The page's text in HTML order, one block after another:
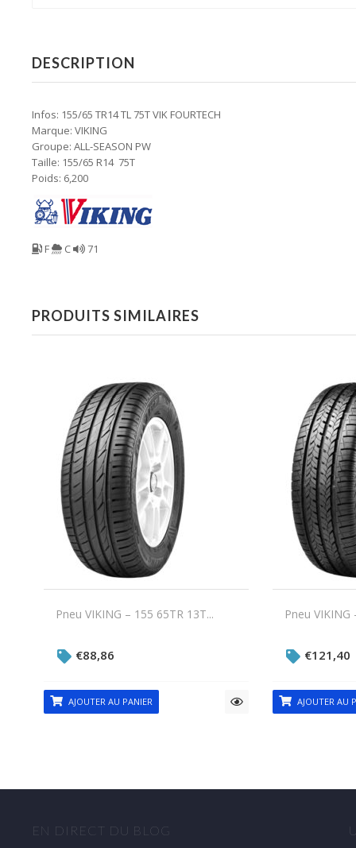
DESCRIPTION
Infos: 155/65 TR14 TL 75T VIK FOURTECH
Marque: VIKING
Groupe: ALL-SEASON PW
Taille: 155/65 R14 75T
Poids: 6,200
F C 71
PRODUITS SIMILAIRES
Pneu VIKING – 155 65TR 13T...
€88,86
AJOUTER AU PANIER
Pneu VIKING
€121,40
AJOUTER AU
EN DIRECT DU BLOG